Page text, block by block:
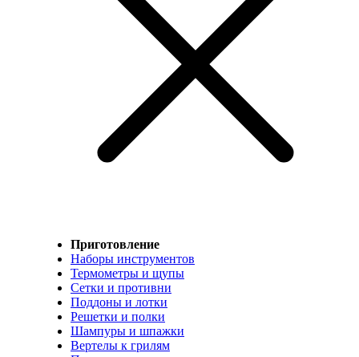
Приготовление
Наборы инструментов
Термометры и щупы
Сетки и противни
Поддоны и лотки
Решетки и полки
Шампуры и шпажки
Вертелы к грилям